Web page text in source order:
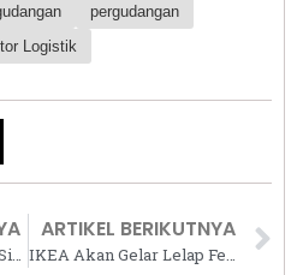
pergudangan
Logistik
Menteri PKP, Maruarar Sirait Hibahkan Lahan 2,5 Hektare Miliknya untuk Rumah Rakyat
ARTIKEL BERIKUTNYA
IKEA Akan Gelar Lelap Fest 2024, Festival Drama Musikal dengan Pengalaman Relaksasi yang Menenangkan